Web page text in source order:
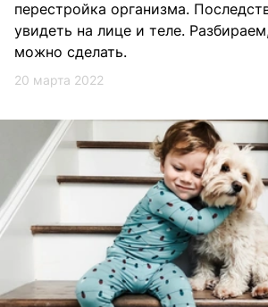
перестройка организма.
увидеть на лице и теле.
можно сделать.
20 марта 2022